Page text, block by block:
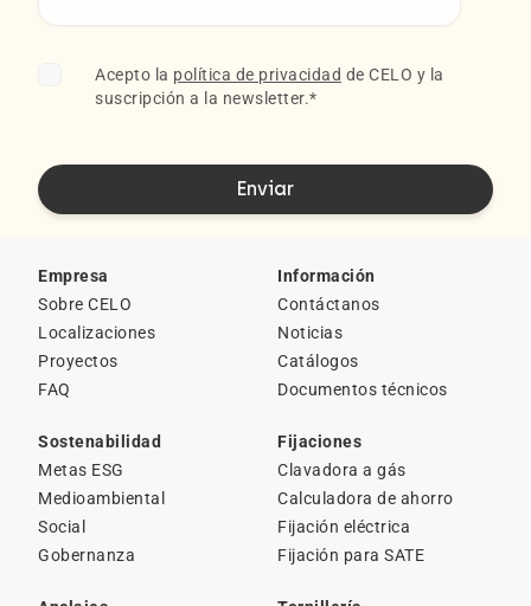
Acepto la política de privacidad de CELO y la
suscripción a la newsletter.*
Empresa
Sobre CELO
Localizaciones
Proyectos
FAQ
Información
Contáctanos
Noticias
Catálogos
Documentos técnicos
Sostenabilidad
Metas ESG
Medioambiental
Social
Gobernanza
Fijaciones
Clavadora a gás
Calculadora de ahorro
Fijación eléctrica
Fijación para SATE